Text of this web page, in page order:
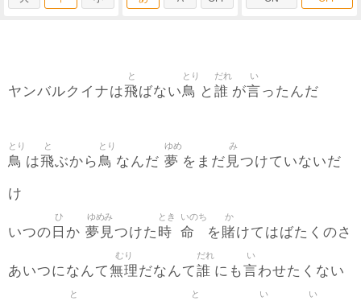
ヤンバルクイナは飛
と
ばない鳥
とり
と 誰
だれ
が言
い
ったんだ
鳥
とり
は飛
と
ぶから鳥
とり
なんだ 夢
ゆめ
をまだ 見
み
つけていないだ
け
いつの 日
ひ
か 夢見
ゆめみ
つけた 時
とき
命
いのち
を賭
か
けてはばたくのさ
あいつになんて無理
むり
だなんて誰
だれ
にも言
い
わせたくない
と と い い